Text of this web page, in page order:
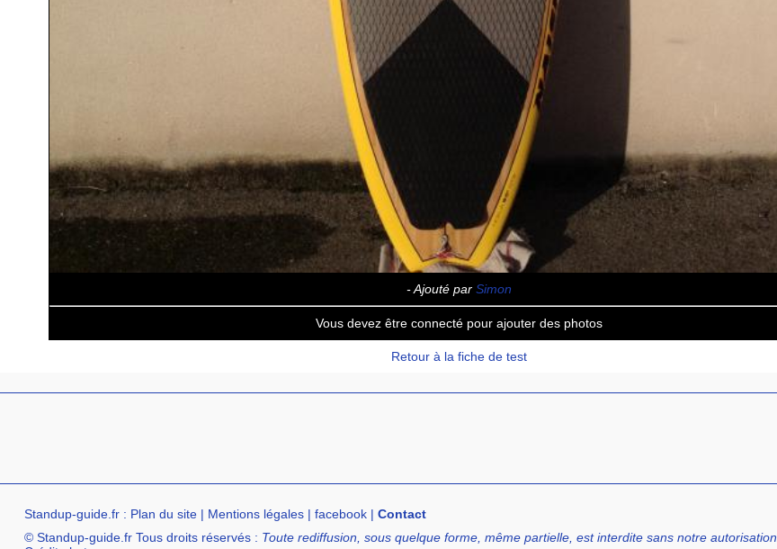
- Ajouté parSimon
Vous devez être connecté pour ajouter des photos
Retour à la fiche de test
Standup-guide.fr: Plan du site| Mentions légales| facebook| Contact
© Standup-guide.fr Tous droits réservés : Toute rediffusion, sous quelque forme, même partielle, est interdite sans notre autorisation.